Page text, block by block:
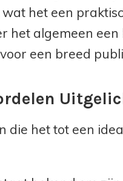
het een
het algemeen
een breed
die het tot een